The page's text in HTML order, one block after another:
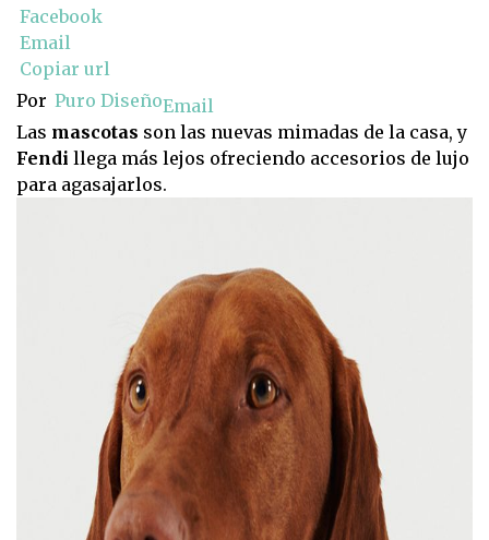
Facebook
Email
Copiar url
Por Puro DiseñoEmail
Las mascotas son las nuevas mimadas de la casa, y
Fendi llega más lejos ofreciendo accesorios de lujo
para agasajarlos.